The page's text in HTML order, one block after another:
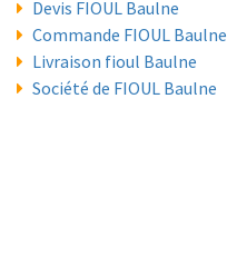
Devis FIOUL Baulne
Commande FIOUL Baulne
Livraison fioul Baulne
Société de FIOUL Baulne